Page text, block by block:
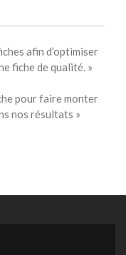
afin d’optimiser
fiche de qualité. »
pour faire monter
nos résultats »